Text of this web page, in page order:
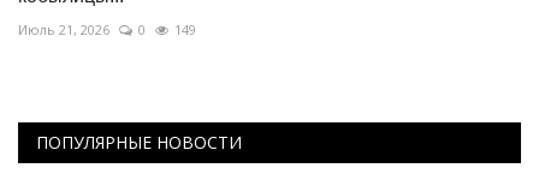
Июль 21, 2026 0 149
ПОПУЛЯРНЫЕ НОВОСТИ